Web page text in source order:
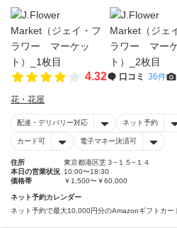
4.32 口コミ 36件
花・花屋
配達・デリバリー対応 ネット予約
カード可 電子マネー決済可
住所
東京都港区芝３−１５−１４
本日の営業状況 10:00〜18:30
価格帯
￥1,500〜￥60,000
ネット予約カレンダー
ネット予約で最大10,000円分のAmazonギフトカー